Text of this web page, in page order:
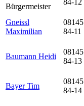
Bürgermeister
84-12
Gneissl
Maximilian
08145
84-11
Baumann Heidi
08145
84-13
Bayer Tim
08145
84-14